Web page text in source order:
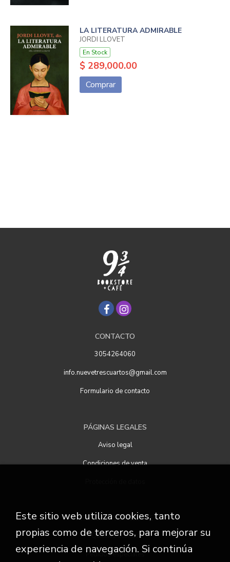
LA LITERATURA ADMIRABLE
JORDI LLOVET
En Stock
$ 289,000.00
Comprar
CONTACTO
3054264060
info.nuevetrescuartos@gmail.com
Formulario de contacto
PÁGINAS LEGALES
Aviso legal
Condiciones de venta
ATENCIÓN AL CLIENTE
Quiénes somos
Pedidos especiales
Este sitio web utiliza cookies, tanto
propias como de terceros, para mejorar su
experiencia de navegación. Si continúa